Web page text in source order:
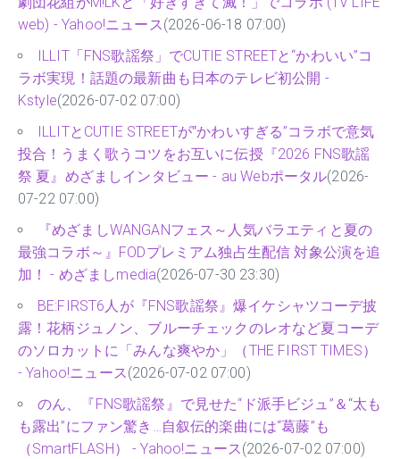
web) - Yahoo!ニュース(2026-06-18 07:00)
ILLIT「FNS歌謡祭」でCUTIE STREETと“かわいい”コ
ラボ実現！話題の最新曲も日本のテレビ初公開 -
Kstyle(2026-07-02 07:00)
ILLITとCUTIE STREETが‟かわいすぎる”コラボで意気
投合！うまく歌うコツをお互いに伝授『2026 FNS歌謡
祭 夏』めざましインタビュー - au Webポータル(2026-
07-22 07:00)
『めざましWANGANフェス～人気バラエティと夏の
最強コラボ～』FODプレミアム独占生配信 対象公演を追
加！ - めざましmedia(2026-07-30 23:30)
BE:FIRST6人が『FNS歌謡祭』爆イケシャツコーデ披
露！花柄ジュノン、ブルーチェックのレオなど夏コーデ
のソロカットに「みんな爽やか」（THE FIRST TIMES）
- Yahoo!ニュース(2026-07-02 07:00)
のん、『FNS歌謡祭』で見せた“ド派手ビジュ”＆“太も
も露出”にファン驚き…自叙伝的楽曲には“葛藤”も
（SmartFLASH） - Yahoo!ニュース(2026-07-02 07:00)